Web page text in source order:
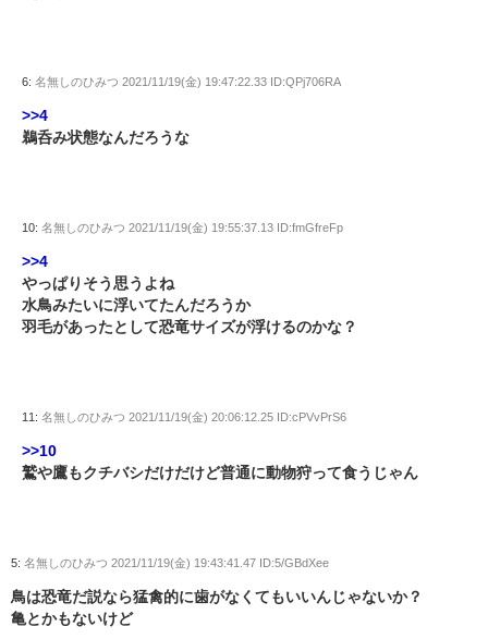
6: 名無しのひみつ 2021/11/19(金) 19:47:22.33 ID:QPj706RA
>>4
鵜呑み状態なんだろうな
10: 名無しのひみつ 2021/11/19(金) 19:55:37.13 ID:fmGfreFp
>>4
やっぱりそう思うよね
水鳥みたいに浮いてたんだろうか
羽毛があったとして恐竜サイズが浮けるのかな？
11: 名無しのひみつ 2021/11/19(金) 20:06:12.25 ID:cPVvPrS6
>>10
鷲や鷹もクチバシだけだけど普通に動物狩って食うじゃん
5: 名無しのひみつ 2021/11/19(金) 19:43:41.47 ID:5/GBdXee
鳥は恐竜だ説なら猛禽的に歯がなくてもいいんじゃないか？
亀とかもないけど